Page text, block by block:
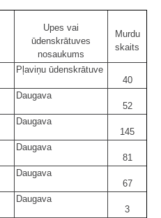
Upes vai
ūdenskrātuves
nosaukums
Murdu
skaits
Pļaviņu ūdenskrātuve
40
Daugava
52
Daugava
145
Daugava
81
Daugava
67
Daugava
3